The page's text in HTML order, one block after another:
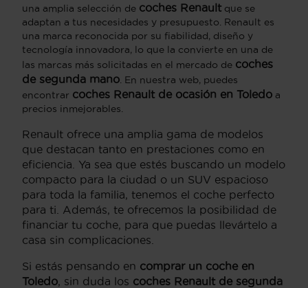
una amplia selección de coches Renault que se
adaptan a tus necesidades y presupuesto. Renault es
una marca reconocida por su fiabilidad, diseño y
tecnología innovadora, lo que la convierte en una de
las marcas más solicitadas en el mercado de coches
de segunda mano . En nuestra web, puedes
encontrar coches Renault de ocasión en Toledo a
precios inmejorables.
Renault ofrece una amplia gama de modelos
que destacan tanto en prestaciones como en
eficiencia. Ya sea que estés buscando un modelo
compacto para la ciudad o un SUV espacioso
para toda la familia, tenemos el coche perfecto
para ti. Además, te ofrecemos la posibilidad de
financiar tu coche, para que puedas llevártelo a
casa sin complicaciones.
Si estás pensando en comprar un coche en
Toledo , sin duda los coches Renault de segunda